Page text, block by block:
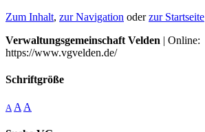
Zum Inhalt, zur Navigation oderzur Startseite
Verwaltungsgemeinschaft Velden | Online:
https://www.vgvelden.de/
Schriftgröße
A A A